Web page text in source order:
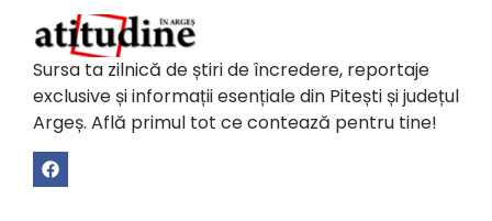
Sursa ta zilnică de știri de încredere, reportaje
exclusive și informații esențiale din Pitești și județul
Argeș. Află primul tot ce contează pentru tine!